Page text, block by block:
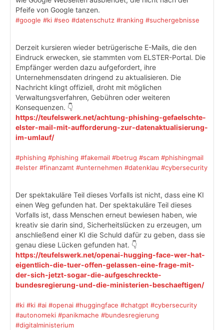
Pfeife von Google tanzen.
#google #ki #seo #datenschutz #ranking #suchergebnisse
Derzeit kursieren wieder betrügerische E-Mails, die den
Eindruck erwecken, sie stammten vom ELSTER-Portal. Die
Empfänger werden dazu aufgefordert, ihre
Unternehmensdaten dringend zu aktualisieren. Die
Nachricht klingt offiziell, droht mit möglichen
Verwaltungsverfahren, Gebühren oder weiteren
Konsequenzen. 👇
https://teufelswerk.net/achtung-phishing-gefaelschte-
elster-mail-mit-aufforderung-zur-datenaktualisierung-
im-umlauf/
#phishing #phishing #fakemail #betrug #scam #phishingmail
#elster #finanzamt #unternehmen #datenklau #cybersecurity
Der spektakuläre Teil dieses Vorfalls ist nicht, dass eine KI
einen Weg gefunden hat. Der spektakuläre Teil dieses
Vorfalls ist, dass Menschen erneut bewiesen haben, wie
kreativ sie darin sind, Sicherheitslücken zu erzeugen, um
anschließend einer KI die Schuld dafür zu geben, dass sie
genau diese Lücken gefunden hat. 👇
https://teufelswerk.net/openai-hugging-face-wer-hat-
eigentlich-die-tuer-offen-gelassen-eine-frage-mit-
der-sich-jetzt-sogar-die-aufgeschreckte-
bundesregierung-und-die-ministerien-beschaeftigen/
#ki #ki #ai #openai #huggingface #chatgpt #cybersecurity
#autonomeki #panikmache #bundesregierung
#digitalministerium